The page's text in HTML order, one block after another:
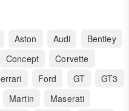
Aston Audi
Bentley
Concept
Corvette
Ford GT
GT3
Martin
Maserati